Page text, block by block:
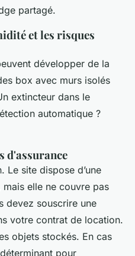
partagé.
et les risques
développer de la
box avec murs isolés
extincteur dans le
automatique ?
d'assurance
Le site dispose d’une
elle ne couvre pas
devez souscrire une
votre contrat de location.
objets stockés. En cas
pour